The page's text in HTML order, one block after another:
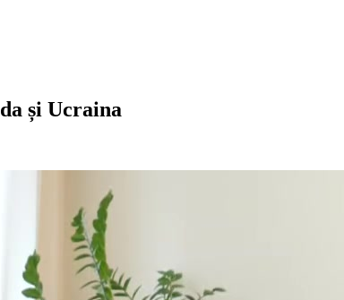
și Ucraina